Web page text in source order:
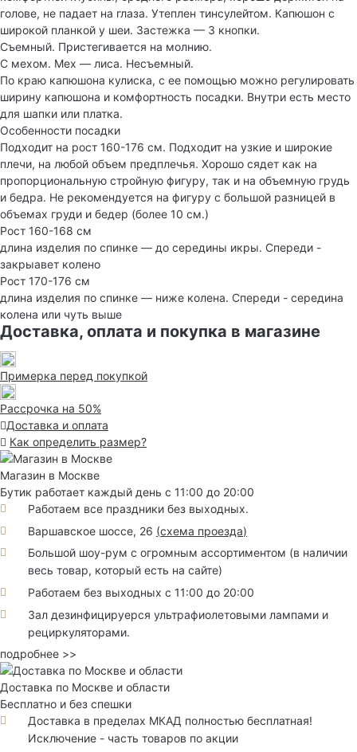
голове, не падает на глаза. Утеплен тинсулейтом. Капюшон с
широкой планкой у шеи. Застежка — 3 кнопки.
Съемный. Пристегивается на молнию.
С мехом. Мех — лиса. Несъемный.
По краю капюшона кулиска, с ее помощью можно регулировать
ширину капюшона и комфортность посадки. Внутри есть место
для шапки или платка.
Особенности посадки
Подходит на рост 160-176 см. Подходит на узкие и широкие
плечи, на любой объем предплечья. Хорошо сядет как на
пропорциональную стройную фигуру, так и на объемную грудь
и бедра. Не рекомендуется на фигуру с большой разницей в
объемах груди и бедер (более 10 см.)
Рост 160-168 см
длина изделия по спинке — до середины икры. Спереди -
закрыавет колено
Рост 170-176 см
длина изделия по спинке — ниже колена. Спереди - середина
колена или чуть выше
Доставка, оплата и покупка в магазине
Примерка перед покупкой
Рассрочка на 50%
Доставка и оплата
Как определить размер?
Магазин в Москве
Бутик работает каждый день с 11:00 до 20:00
Работаем все праздники без выходных.
Варшавское шоссе, 26 (схема проезда)
Большой шоу-рум с огромным ассортиментом (в наличии
весь товар, который есть на сайте)
Работаем без выходных с 11:00 до 20:00
Зал дезинфицируерся ультрафиолетовыми лампами и
рециркуляторами.
подробнее >>
Доставка по Москве и области
Бесплатно и без спешки
Доставка в пределах МКАД полностью бесплатная!
Исключение - часть товаров по акции